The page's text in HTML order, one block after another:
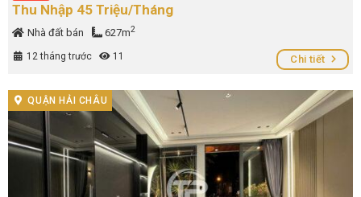
Thu Nhập 45 Triệu/Tháng
Nhà đất bán 627m2
12 tháng trước 11 Chi tiết
QUẬN HẢI CHÂU